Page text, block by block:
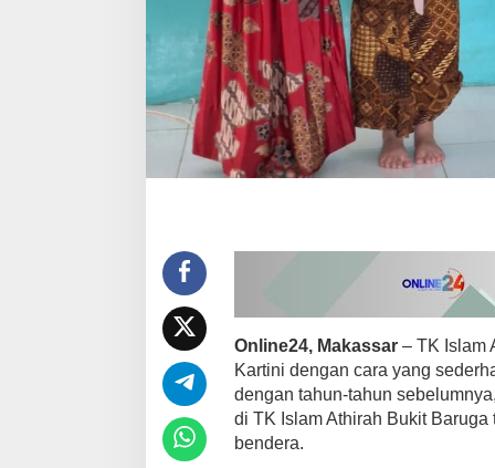
r
t
i
n
i
T
I
h
i
r
h
B
Online24, Makassar– TK Islam
Kartini dengan cara yang
dengan tahun-tahun
di TK Islam Athirah Bukit
bendera.